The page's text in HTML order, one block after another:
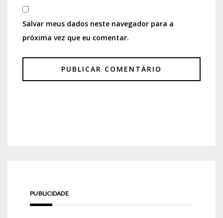
Salvar meus dados neste navegador para a
próxima vez que eu comentar.
PUBLICIDADE